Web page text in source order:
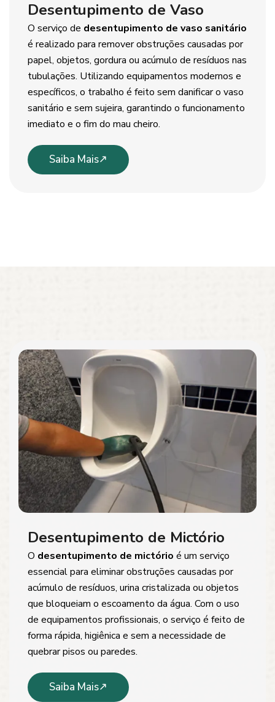
Desentupimento de Vaso
O serviço de desentupimento de vaso sanitário
é realizado para remover obstruções causadas por
papel, objetos, gordura ou acúmulo de resíduos nas
tubulações. Utilizando equipamentos modernos e
específicos, o trabalho é feito sem danificar o vaso
sanitário e sem sujeira, garantindo o funcionamento
imediato e o fim do mau cheiro.
Saiba Mais
Desentupimento de Mictório
O desentupimento de mictório é um serviço
essencial para eliminar obstruções causadas por
acúmulo de resíduos, urina cristalizada ou objetos
que bloqueiam o escoamento da água. Com o uso
de equipamentos profissionais, o serviço é feito de
forma rápida, higiênica e sem a necessidade de
quebrar pisos ou paredes.
Saiba Mais